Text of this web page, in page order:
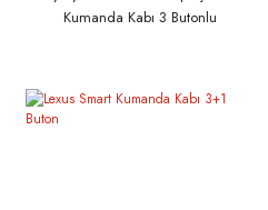
Kumanda Kabı 3 Butonlu